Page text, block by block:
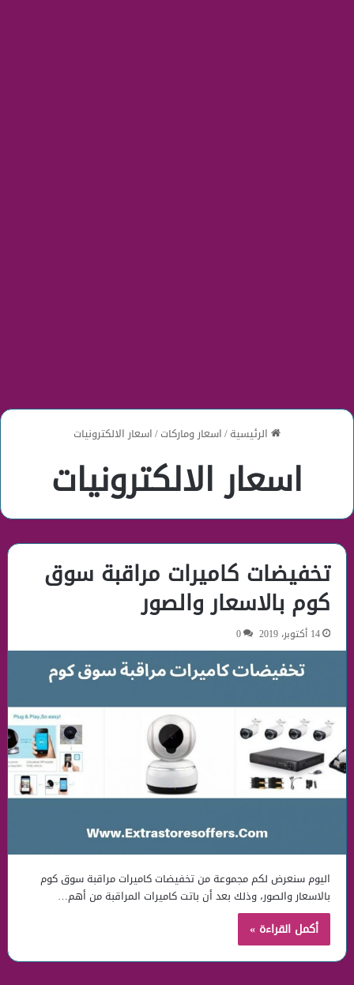
الرئيسية/اسعار وماركات/اسعار الالكترونيات
اسعار الالكترونيات
تخفيضات كاميرات مراقبة سوق
كوم بالاسعار والصور
14 أكتوبر، 2019 0
اليوم سنعرض لكم مجموعة من تخفيضات كاميرات مراقبة سوق كوم
بالاسعار والصور، وذلك بعد أن باتت كاميرات المراقبة من أهم…
أكمل القراءة »